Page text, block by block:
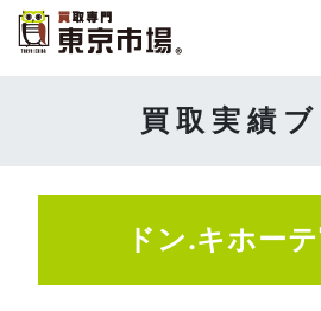
買取実績
ドン.キホー